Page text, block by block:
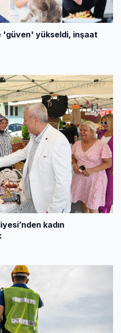
'güven' yükseldi, inşaat
kadın